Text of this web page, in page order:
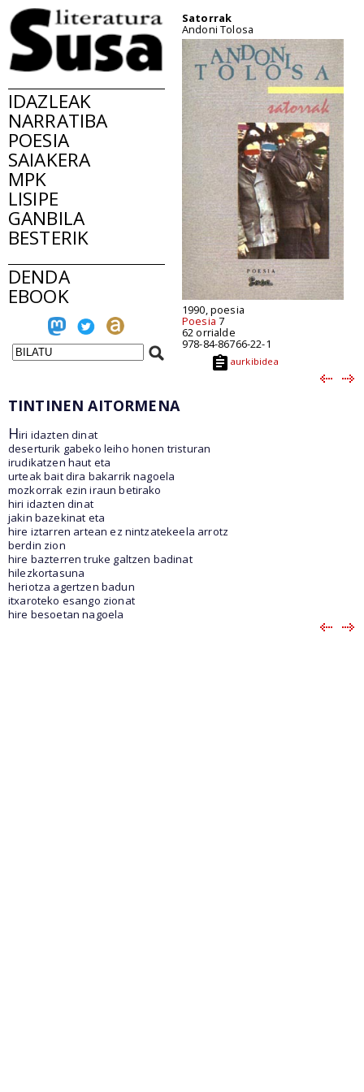
IDAZLEAK
NARRATIBA
POESIA
SAIAKERA
MPK
LISIPE
GANBILA
BESTERIK
DENDA
EBOOK
Satorrak
Andoni Tolosa
1990, poesia
Poesia 7
62 orrialde
978-84-86766-22-1
aurkibidea
TINTINEN AITORMENA
Hiri idazten dinat
deserturik gabeko leiho honen tristuran
irudikatzen haut eta
urteak bait dira bakarrik nagoela
mozkorrak ezin iraun betirako
hiri idazten dinat
jakin bazekinat eta
hire iztarren artean ez nintzatekeela arrotz
berdin zion
hire bazterren truke galtzen badinat
hilezkortasuna
heriotza agertzen badun
itxaroteko esango zionat
hire besoetan nagoela